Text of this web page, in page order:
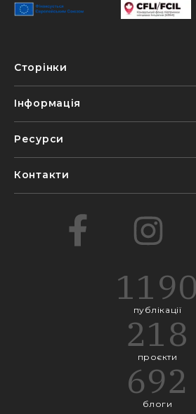
Сторінки
Інформація
Ресурси
Контакти
1190
публікації
218
проєкти
692
блоги